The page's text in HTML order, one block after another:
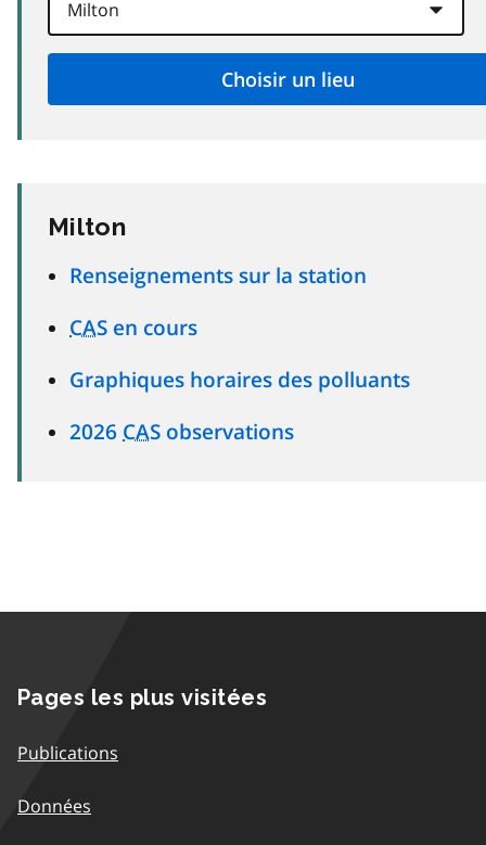
Milton
Renseignements sur la station
CAS en cours
Graphiques horaires des polluants
2026 CAS observations
Pages les plus visitées
Publications
Données